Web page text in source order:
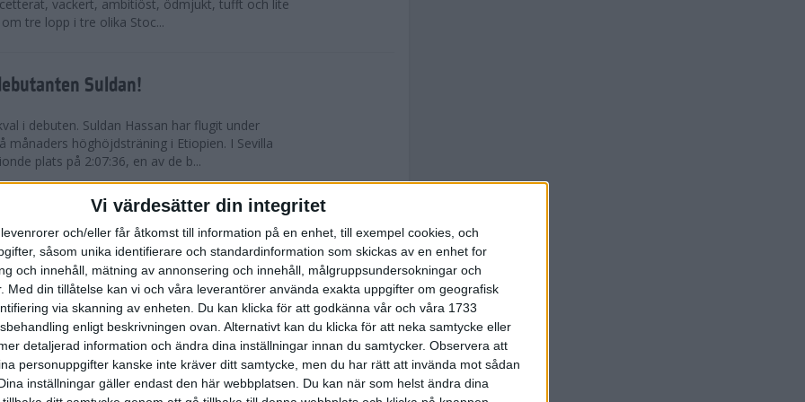
Vi värdesätter din integritet
och/eller får åtkomst till information på en enhet, till exempel cookies, och
såsom unika identifierare och standardinformation som skickas av en enhet for
och innehåll, mätning av annonsering och innehåll, målgruppsundersokningar och
Med din tillåtelse kan vi och våra leverantörer använda exakta uppgifter om geografisk
via skanning av enheten. Du kan klicka för att godkänna vår och våra 1733
enligt beskrivningen ovan. Alternativt kan du klicka för att neka samtycke eller
detaljerad information och ändra dina inställningar innan du samtycker. Observera att
personuppgifter kanske inte kräver ditt samtycke, men du har rätt att invända mot sådan
inställningar gäller endast den här webbplatsen. Du kan när som helst ändra dina
vackert, ambitiöst, ödmjukt, tufft och lite
tre lopp i tre olika Stoc...
Suldan!
i debuten. Suldan Hassan har flugit under
månaders höghöjdsträning i Etiopien. I Sevilla
plats på 2:07:36, en av de b...
Marathon utvecklades till den mest
maratons historia. Suldan Hassan
rekord, 2:07:36. Även Carolina Wikström klarade
utmanande intervaller på skidor